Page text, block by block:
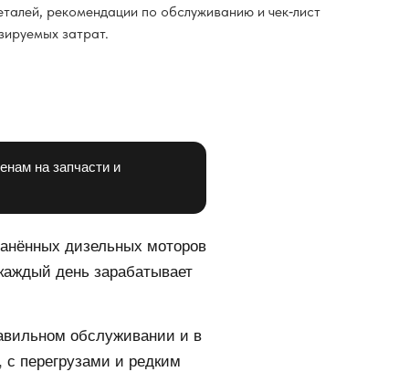
рекомендации по обслуживанию и чек‑лист
затрат.
на запчасти и
дизельных моторов
день зарабатывает
обслуживании и в
перегрузами и редким